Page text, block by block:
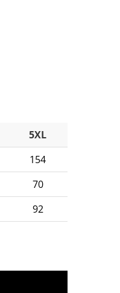
5XL
154
70
92